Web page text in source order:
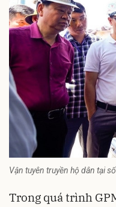
Vận tuyên truyền hộ dân tại
Trong quá trình